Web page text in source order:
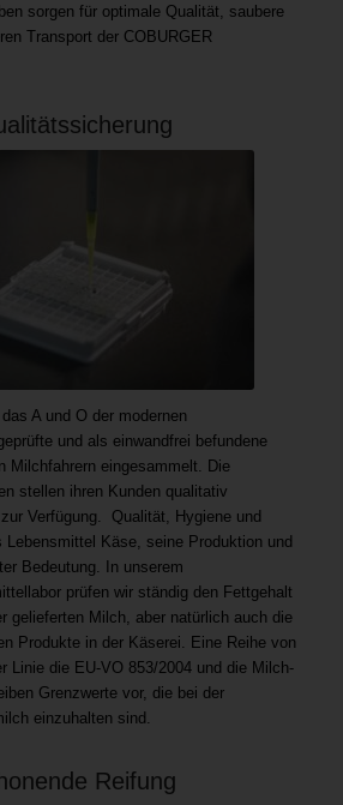
sorgen für optimale Qualität, saubere
Transport der COBURGER
A und O der modernen
und als einwandfrei befundene
Milchfahrern eingesammelt. Die
stellen ihren Kunden qualitativ
Verfügung. Qualität, Hygiene und
Lebensmittel Käse, seine Produktion und
Bedeutung. In unserem
prüfen wir ständig den Fettgehalt
gelieferten Milch, aber natürlich auch die
Produkte in der Käserei. Eine Reihe von
Linie die EU-VO 853/2004 und die Milch-
Grenzwerte vor, die bei der
einzuhalten sind.
Reifung